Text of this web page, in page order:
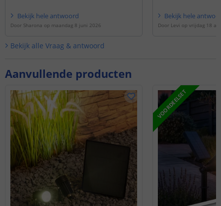
Aanvullende producten
VOORDEELSET
Bekijk hele antwoord
Door Sharona op maandag 8 juni 2026
Bekijk hele
Door Levi op vrijdag 18
Bekijk alle Vraag & antwoord